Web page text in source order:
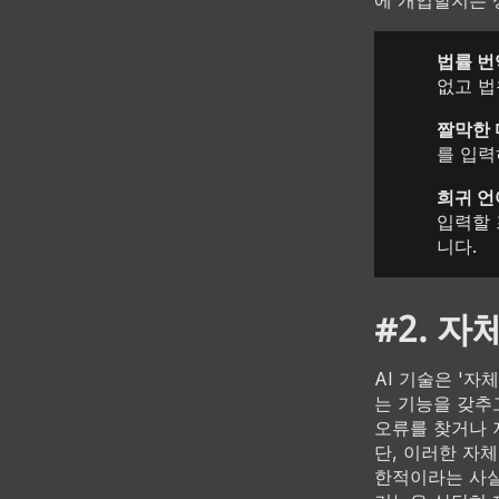
법률
없고
짤막한
를 입
희귀
입력할
니다.
#2. 자
AI 기술은 '자
는 기능을 갖
오류를 찾거나
단, 이러한 자
한적이라는 사